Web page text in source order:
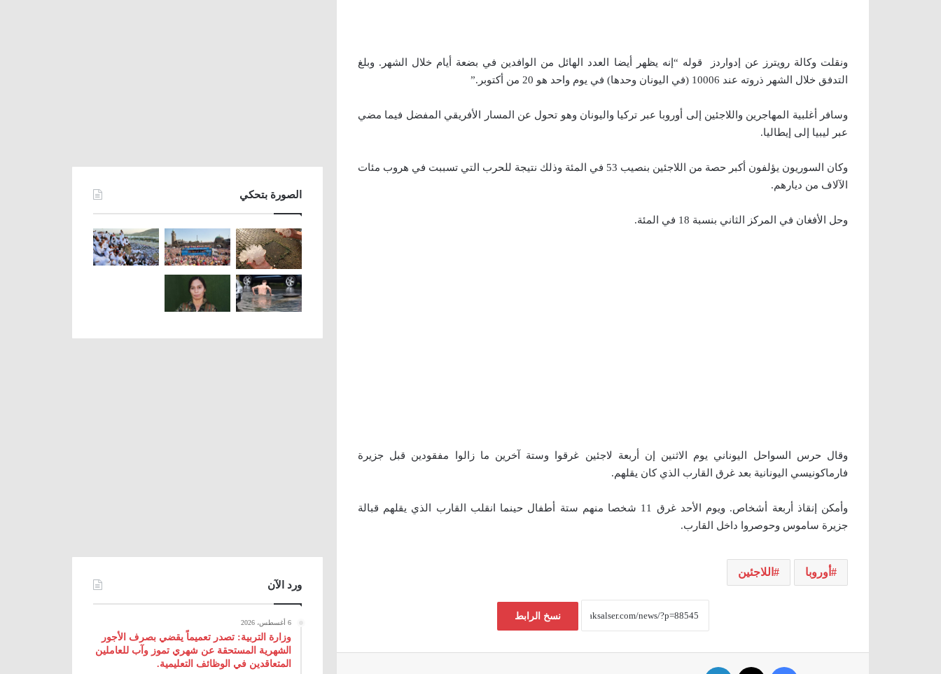
ونقلت وكالة رويترز عن إدواردز قوله “إنه يظهر أيضا العدد الهائل من الوافدين في بضعة أيام خلال الشهر. وبلغ
التدفق خلال الشهر ذروته عند 10006 (في اليونان وحدها) في يوم واحد هو 20 من أكتوبر.”
وسافر أغلبية المهاجرين واللاجئين إلى أوروبا عبر تركيا واليونان وهو تحول عن المسار الأفريقي المفضل فيما مضي
عبر ليبيا إلى إيطاليا.
وكان السوريون يؤلفون أكبر حصة من اللاجئين بنصيب 53 في المئة وذلك نتيجة للحرب التي تسببت في هروب مئات
الآلاف من ديارهم.
وحل الأفغان في المركز الثاني بنسبة 18 في المئة.
وقال حرس السواحل اليوناني يوم الاثنين إن أربعة لاجئين غرقوا وستة آخرين ما زالوا مفقودين قبل جزيرة
فارماكونيسي اليونانية بعد غرق القارب الذي كان يقلهم.
وأمكن إنقاذ أربعة أشخاص. ويوم الأحد غرق 11 شخصا منهم ستة أطفال حينما انقلب القارب الذي يقلهم قبالة
جزيرة ساموس وحوصروا داخل القارب.
أوروبا اللاجئين
نسخ الرابط
فيسبوك
الصورة بتحكي
ورد الآن
6 أغسطس، 2026
وزارة التربية: تصدر تعميماً يقضي بصرف الأجور
الشهرية المستحقة عن شهري تموز وآب للعاملين
المتعاقدين في الوظائف التعليمية.